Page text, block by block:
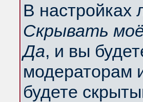
В настройках
Скрывать
Да, и вы
модераторам
будете